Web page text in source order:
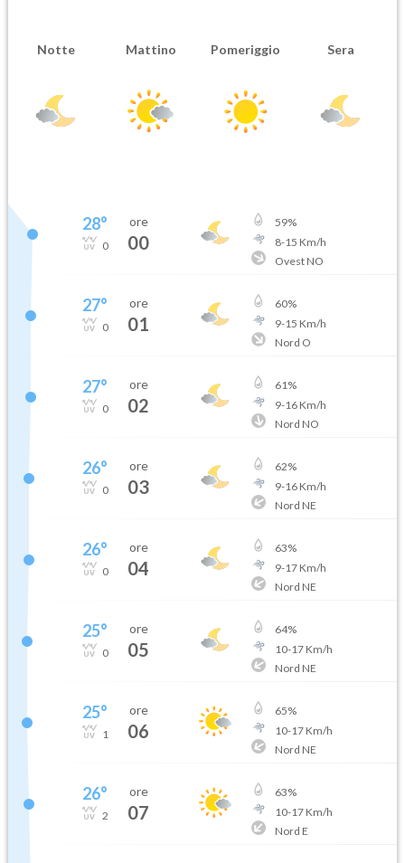
Notte Mattino Pomeriggio Sera
28°
0
ore
00
59%
8-15 Km/h
Ovest NO
27°
0
ore
01
60%
9-15 Km/h
Nord O
27°
0
ore
02
61%
9-16Km/h
Nord NO
26°
0
ore
03
62%
9-16Km/h
Nord NE
26°
0
ore
04
63%
9-17Km/h
Nord NE
25°
0
ore
05
64%
10-17Km/h
Nord NE
25°
1
ore
06
65%
10-17Km/h
Nord NE
26°
2
ore
07
63%
10-17Km/h
Nord E